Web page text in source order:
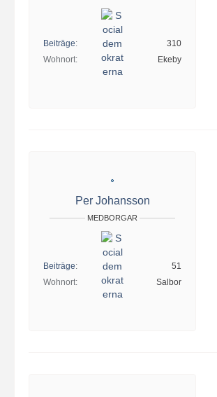
Beiträge
310
Wohnort
Ekeby
Per Johansson
MEDBORGAR
Beiträge
51
Wohnort
Salbor